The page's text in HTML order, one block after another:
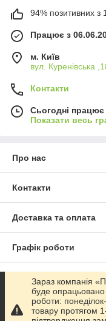
94% позитивних з
Працює з
м. Київ
вул. Куренівська
Контакти
Сьогодні
Показати весь
Про нас
Контакти
Доставка та оплата
Графік роботи
Повна версія сайту
Сайт створено на
Зараз компанія
буде
роботи:
товару протягом